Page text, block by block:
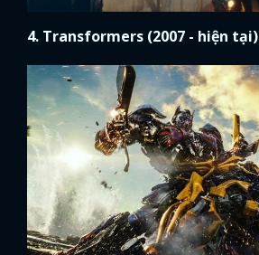
4. Transformers (2007 - hiện tại)